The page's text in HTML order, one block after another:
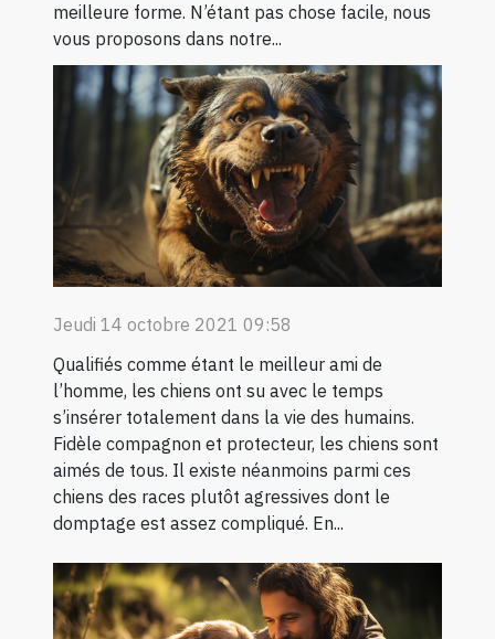
meilleure forme. N’étant pas chose facile, nous
vous proposons dans notre...
Jeudi 14 octobre 2021 09:58
Qualifiés comme étant le meilleur ami de
l’homme, les chiens ont su avec le temps
s’insérer totalement dans la vie des humains.
Fidèle compagnon et protecteur, les chiens sont
aimés de tous. Il existe néanmoins parmi ces
chiens des races plutôt agressives dont le
domptage est assez compliqué. En...